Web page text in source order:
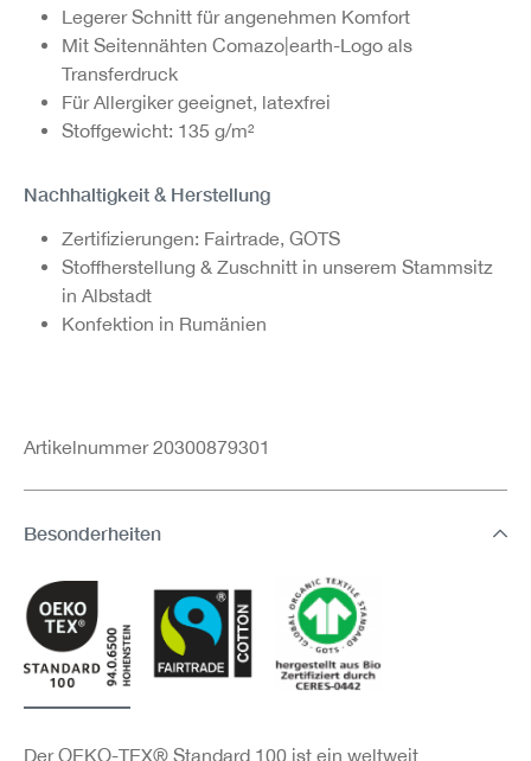
Legerer Schnitt für angenehmen Komfort
Mit Seitennähten Comazo|earth-Logo als
Transferdruck
Für Allergiker geeignet, latexfrei
Stoffgewicht: 135 g/m²
Nachhaltigkeit & Herstellung
Zertifizierungen: Fairtrade, GOTS
Stoffherstellung & Zuschnitt in unserem Stammsitz
in Albstadt
Konfektion in Rumänien
Artikelnummer 20300879301
Besonderheiten
Der OEKO-TEX® Standard 100 ist ein weltweit